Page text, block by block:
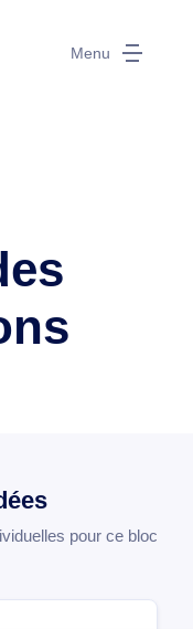
Menu
pour ce bloc